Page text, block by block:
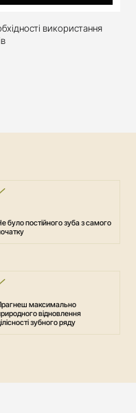
використання
було постійного зуба з самого
максимально
відновлення
зубного ряду